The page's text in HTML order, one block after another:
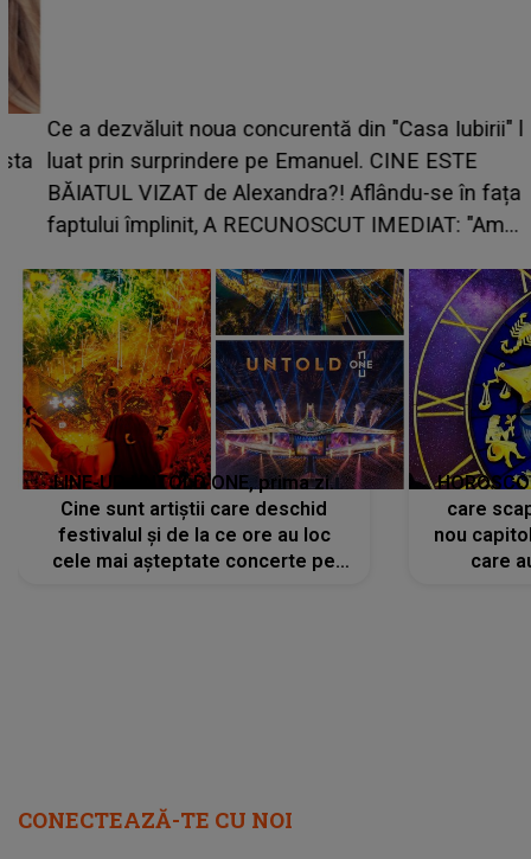
Ce a dezvăluit noua concurentă din "Casa Iubirii" l-a
luat prin surprindere pe Emanuel. CINE ESTE
BĂIATUL VIZAT de Alexandra?! Aflându-se în fața
faptului împlinit, A RECUNOSCUT IMEDIAT: "Am
LINE-UP UNTOLD ONE, prima zi.
Cine sunt artiștii care deschid
festivalul și de la ce ore au loc
cele mai așteptate concerte pe
care
nou
care
CONECTEAZĂ-TE CU NOI